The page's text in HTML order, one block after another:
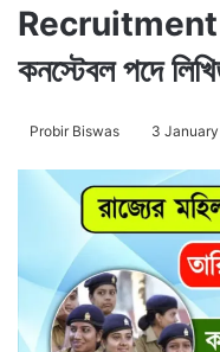
Recruitment :
কনস্টেবল পদে
Probir Biswas 3